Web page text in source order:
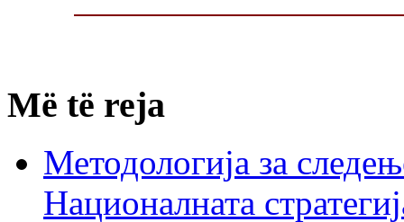
Më të reja
Методологија за
Националната